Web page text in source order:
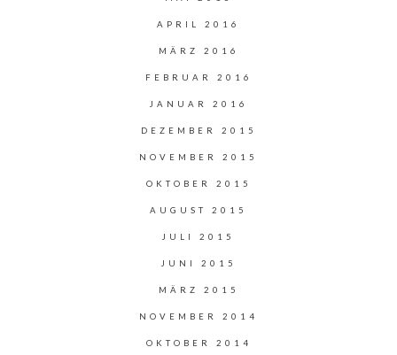
APRIL 2016
MÄRZ 2016
FEBRUAR 2016
JANUAR 2016
DEZEMBER 2015
NOVEMBER 2015
OKTOBER 2015
AUGUST 2015
JULI 2015
JUNI 2015
MÄRZ 2015
NOVEMBER 2014
OKTOBER 2014